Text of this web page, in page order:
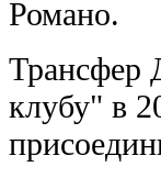
Романо.
Трансфер
клубу" в